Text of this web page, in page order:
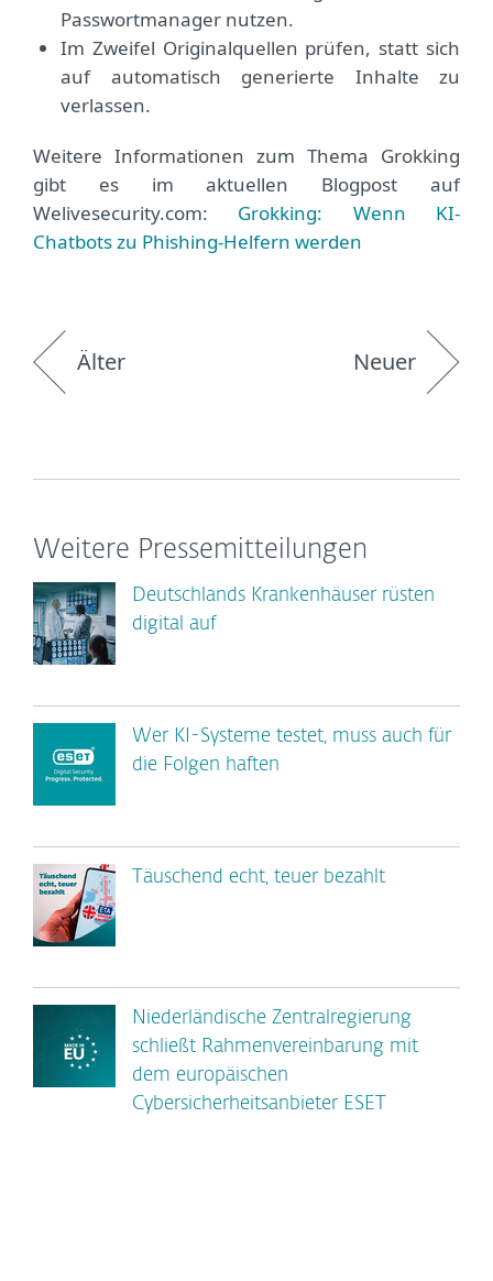
Passwortmanager nutzen.
Im Zweifel Originalquellen prüfen, statt sich
auf automatisch generierte Inhalte zu
verlassen.
Weitere Informationen zum Thema Grokking
gibt es im aktuellen Blogpost auf
Welivesecurity.com: Grokking: Wenn KI-
Chatbots zu Phishing-Helfern werden
Älter Neuer
Weitere Pressemitteilungen
Deutschlands Krankenhäuser rüsten
digital auf
Wer KI-Systeme testet, muss auch für
die Folgen haften
Täuschend echt, teuer bezahlt
Niederländische Zentralregierung
schließt Rahmenvereinbarung mit
dem europäischen
Cybersicherheitsanbieter ESET